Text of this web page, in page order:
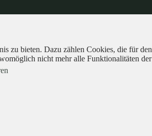
zu bieten. Dazu zählen Cookies, die für
nicht mehr alle Funktionalitäten